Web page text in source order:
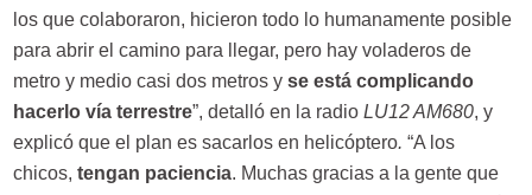
los que colaboraron, hicieron todo lo humanamente posible
para abrir el camino para llegar, pero hay voladeros de
metro y medio casi dos metros y se está complicando
hacerlo vía terrestre”, detalló en la radioLU12 AM680, y
explicó que el plan es sacarlos en helicóptero. “A los
chicos, tengan paciencia. Muchas gracias a la gente que